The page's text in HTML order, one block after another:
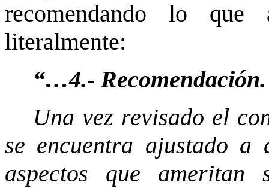
recomendando lo que
literalmente:
“…4.- Recomendación.
Una vez revisado el
se encuentra ajustado a
aspectos que ameritan